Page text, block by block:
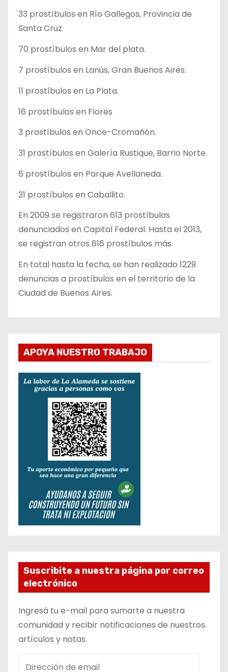
33 prostíbulos en Río Gallegos, Provincia de
Santa Cruz.
70 prostíbulos en Mar del plata.
7 prostíbulos en Lanús, Gran Buenos Aires.
11 prostíbulos en La Plata.
16 prostíbulos en Flores
3 prostíbulos en Once-Cromañón.
31 prostíbulos en Galería Rustique, Barrio Norte.
6 prostíbulos en Parque Avellaneda.
21 prostíbulos en Caballito.
En 2009 se registraron 613 prostíbulos
denunciados en Capital Federal. Hasta el 2013,
se registran otros 616 prostíbulos más.
En total hasta la fecha, se han realizado 1229
denuncias a prostíbulos en el territorio de la
Ciudad de Buenos Aires.
APOYA NUESTRO TRABAJO
Suscribite a nuestra página por correo
electrónico
Ingresá tu e-mail para sumarte a nuestra
comunidad y recibir notificaciones de nuestros
artículos y notas.